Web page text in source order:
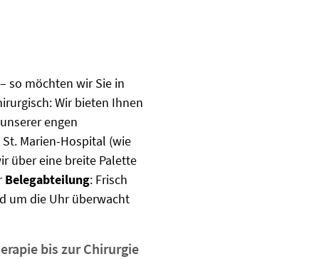
so möchten wir Sie in
Wir bieten Ihnen
engen
Marien-Hospital (wie
über eine breite Palette
Belegabteilung: Frisch
um die Uhr überwacht
bis zur Chirurgie